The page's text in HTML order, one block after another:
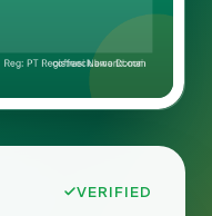
VERIFIED